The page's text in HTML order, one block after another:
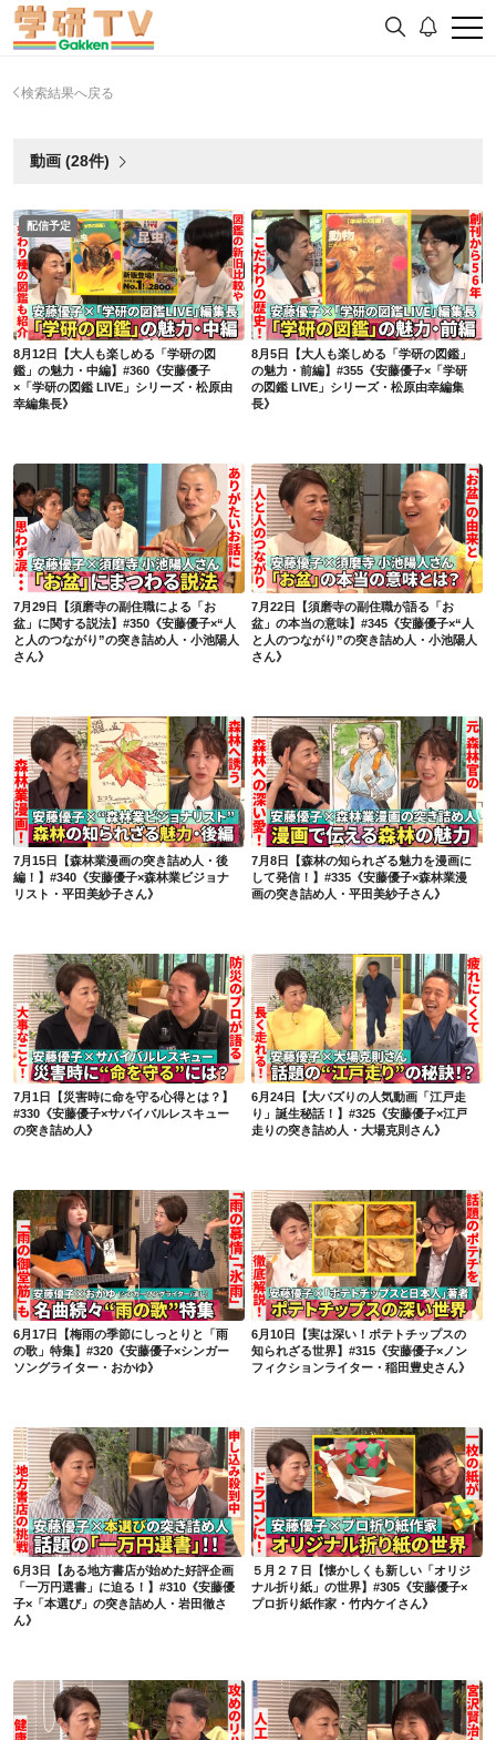
検索結果へ戻る
動画 (28件)
配信予定
8月12日【大人も楽しめる「学研の図鑑」の魅力・中編】#360《安藤優子×「学研の図鑑 LIVE」シリーズ・松原由幸編集長》
8月12日【大人も楽しめる「学研の図
鑑」の魅力・中編】#360《安藤優子
×「学研の図鑑 LIVE」シリーズ・松原由
幸編集長》
8月5日【大人も楽しめる「学研の図鑑」の魅力・前編】#355《安藤優子×「学研の図鑑 LIVE」シリーズ・松原由幸編集長》
8月5日【大人も楽しめる「学研の図鑑」
の魅力・前編】#355《安藤優子×「学研
の図鑑 LIVE」シリーズ・松原由幸編集
長》
7月29日【須磨寺の副住職による「お盆」に関する説法】#350《安藤優子×“人と人のつながり”の突き詰め人・小池陽人さん》
7月29日【須磨寺の副住職による「お
盆」に関する説法】#350《安藤優子×“人
と人のつながり”の突き詰め人・小池陽人
さん》
7月22日【須磨寺の副住職が語る「お
盆」の本当の意味】#345《安藤優子×“人
と人のつながり”の突き詰め人・小池陽人
さん》
7月15日【森林業漫画の突き詰め人・後編！】#340《安藤優子×森林業ビジョナリスト・平田美紗子さん》
7月15日【森林業漫画の突き詰め人・後
編！】#340《安藤優子×森林業ビジョナ
リスト・平田美紗子さん》
7月8日【森林の知られざる魅力を漫画にして発信！】#335《安藤優子×森林業漫画の突き詰め人・平田美紗子さん》
7月8日【森林の知られざる魅力を漫画に
して発信！】#335《安藤優子×森林業漫
画の突き詰め人・平田美紗子さん》
7月1日【災害時に命を守る心得とは？】#330《安藤優子×サバイバルレスキューの突き詰め人》
7月1日【災害時に命を守る心得とは？】
#330《安藤優子×サバイバルレスキュー
の突き詰め人》
6月24日【大バズりの人気動画「江戸走り」誕生秘話！】#325《安藤優子×江戸走りの突き詰め人・大場克則さん》
6月24日【大バズりの人気動画「江戸走
り」誕生秘話！】#325《安藤優子×江戸
走りの突き詰め人・大場克則さん》
6月17日【梅雨の季節にしっとりと「雨の歌」特集】#320《安藤優子×シンガーソングライター・おかゆ》
6月17日【梅雨の季節にしっとりと「雨
の歌」特集】#320《安藤優子×シンガー
ソングライター・おかゆ》
6月10日【実は深い！ポテトチップスの
知られざる世界】#315《安藤優子×ノン
フィクションライター・稲田豊史さん》
6月3日【ある地方書店が始めた好評企画「一万円選書」に迫る！】#310《安藤優子×「本選び」の突き詰め人・岩田徹さん》
6月3日【ある地方書店が始めた好評企画
「一万円選書」に迫る！】#310《安藤優
子×「本選び」の突き詰め人・岩田徹さ
ん》
５月２７日【懐かしくも新しい「オリジナル折り紙」の世界】#305《安藤優子×プロ折り紙作家・竹内ケイさん》
５月２７日【懐かしくも新しい「オリジ
ナル折り紙」の世界】#305《安藤優子×
プロ折り紙作家・竹内ケイさん》